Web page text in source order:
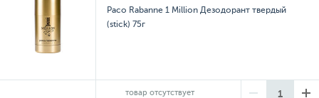
Paco Rabanne 1 Million Дезодорант твердый
(stick) 75г
товар отсутствует